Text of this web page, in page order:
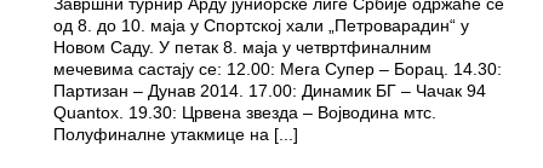
од 8. до 10. маја у Спортској хали „Петроварадин“ у
Новом Саду. У петак 8. маја у четвртфиналним
мечевима састају се: 12.00: Мега Супер – Борац. 14.30:
Партизан – Дунав 2014. 17.00: Динамик БГ – Чачак 94
Quantox. 19.30: Црвена звезда – Војводина мтс.
Полуфиналне утакмице на [...]